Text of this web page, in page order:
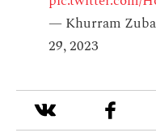
— Khurram
29, 2023